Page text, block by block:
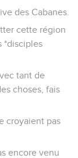
des Cabanes.
cette région
*disciples
tant de
choses, fais
croyaient pas
encore venu